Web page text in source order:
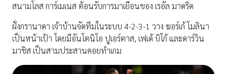
สนามโลส การ์เมเนส ต้อนรับการมาเยือนของ เรอัล มาดริด
ฝั่งกรานาดา เจ้าบ้านจัดทีมในระบบ 4-2-3-1 วาง ฆอร์เก้ โมลินา
เป็นหน้าเป้า โดยมีอันโตนิโอ ปูเอร์ตาส, เฟเด้ บิโก้ และดาร์วิน
มาชิส เป็นสามประสานคอยทำเกม